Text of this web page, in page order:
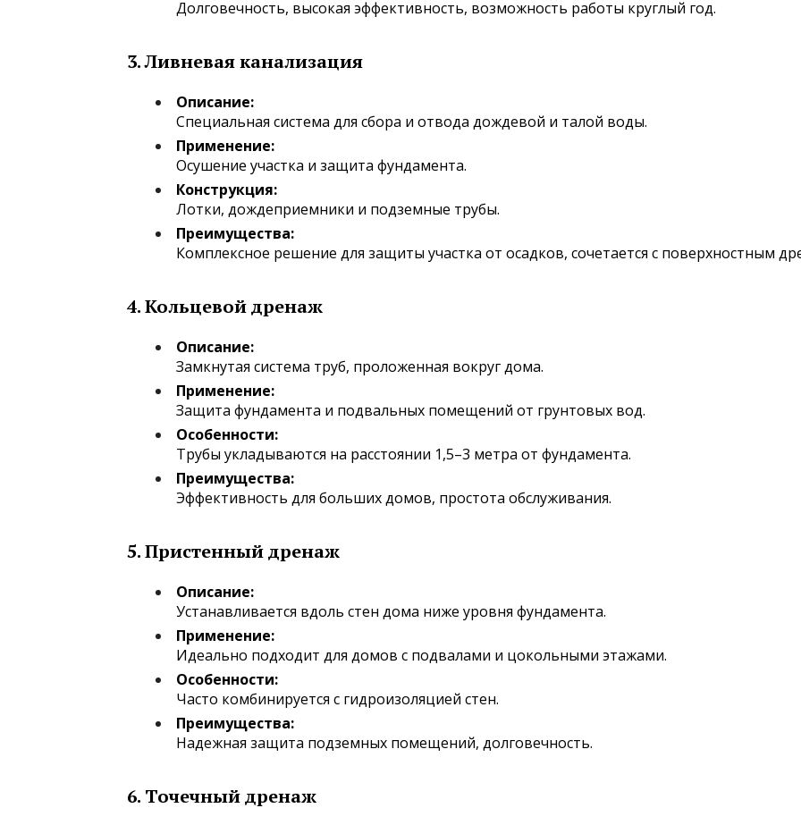
Долговечность, высокая эффективность, возможность работы круглый год.
3.Ливневая канализация
Описание:
Специальная система для сбора и отвода дождевой и талой воды.
Применение:
Осушение участка и защита фундамента.
Конструкция:
Лотки, дождеприемники и подземные трубы.
Преимущества:
Комплексное решение для защиты участка от осадков, сочетается с поверхностным
4.Кольцевой дренаж
Описание:
Замкнутая система труб, проложенная вокруг дома.
Применение:
Защита фундамента и подвальных помещений от грунтовых вод.
Особенности:
Трубы укладываются на расстоянии 1,5–3 метра от фундамента.
Преимущества:
Эффективность для больших домов, простота обслуживания.
5.Пристенный дренаж
Описание:
Устанавливается вдоль стен дома ниже уровня фундамента.
Применение:
Идеально подходит для домов с подвалами и цокольными этажами.
Особенности:
Часто комбинируется с гидроизоляцией стен.
Преимущества:
Надежная защита подземных помещений, долговечность.
6. Точечный дренаж